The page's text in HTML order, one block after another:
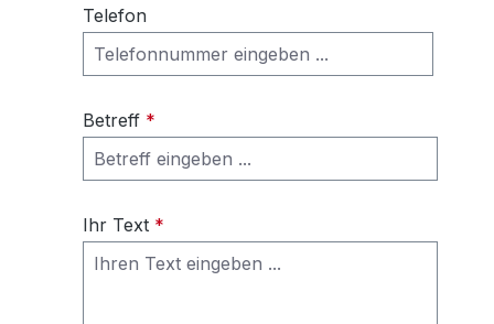
Telefon
Betreff *
Ihr Text *